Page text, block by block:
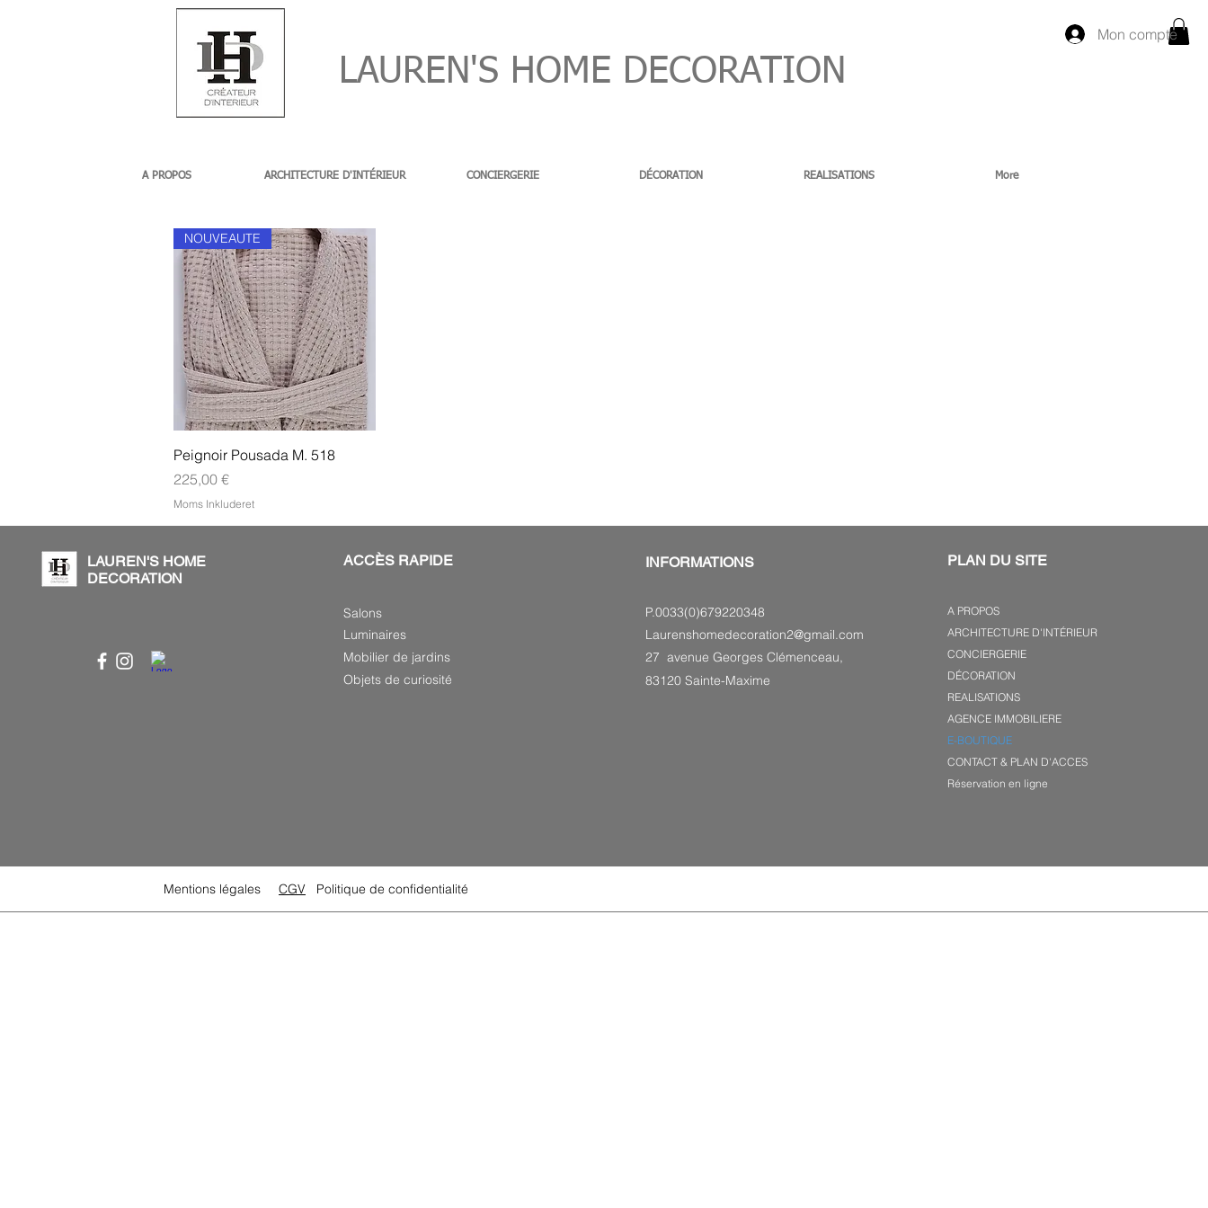
Mon compte
LAUREN'S HOME DECORATION
A PROPOS ARCHITECTURE D'INTÉRIEUR CONCIERGERIE DÉCORATION REALISATIONS More
Hurtigvisning
NOUVEAUTE
Peignoir Pousada M. 518
Pris
225,00 €
Moms Inkluderet
LAUREN'S HOME
DECORATION
ACCÈS RAPIDE
Salons
Luminaires
Mobilier de jardins
Objets de curiosité
INFORMATIONS
P.0033(0)679220348
Laurenshomedecoration2@gmail.com
27 avenue Georges Clémenceau,
83120 Sainte-Maxime
PLAN DU SITE
A PROPOS
ARCHITECTURE D'INTÉRIEUR
CONCIERGERIE
DÉCORATION
REALISATIONS
AGENCE IMMOBILIERE
E-BOUTIQUE
CONTACT & PLAN D'ACCES
Réservation en ligne
Mentions légales CGV Politique de confidentialité